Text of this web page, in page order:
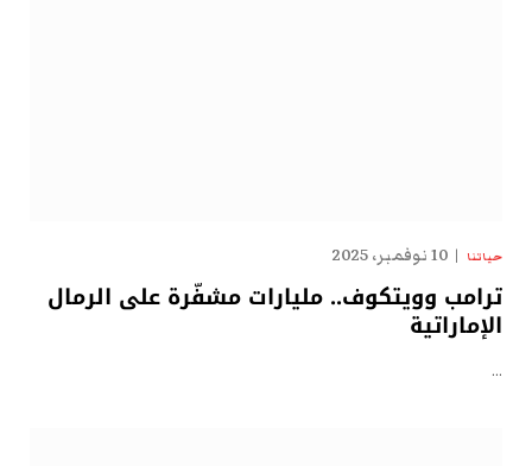
حياتنا 10 نوفمبر، 2025
ترامب وويتكوف.. مليارات مشفّرة على الرمال
الإماراتية
…